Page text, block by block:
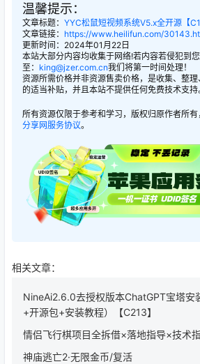
温馨提示：
文章标题： YYC松鼠短视频系统V5.x全开源【
文章链接： https://www.heilifun.com/
更新时间：2024年01月22日
本站大部分内容均收集于网络!若内容若侵犯到
至： king@jzer.com.cn我们将第一时间处理！
资源所需价格并非资源售卖价格，是收集、整
的适当补贴，并且本站不提供任何免费技术支持
所有资源仅限于参考和学习，版权归原作者所
分享网服务协议。
相关文章：
NineAi2.6.0去授权版本ChatGPT宝塔安
+开源包+安装教程）【C213】
情侣飞行棋项目全拆借×落地指导×技术
神庙逃亡2·无限金币/复活